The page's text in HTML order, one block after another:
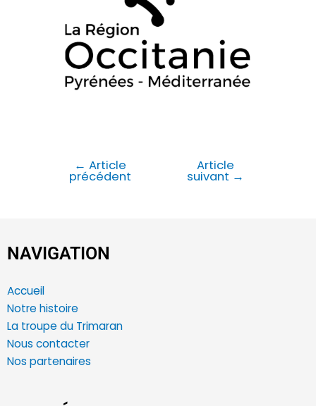
← Article
précédent
Article
suivant →
NAVIGATION
Accueil
Notre histoire
La troupe du Trimaran
Nous contacter
Nos partenaires